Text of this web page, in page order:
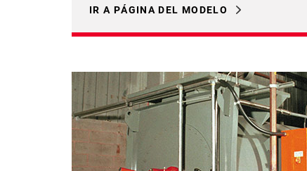
IR A PÁGINA DEL MODELO